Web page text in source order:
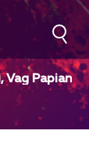
Vag Papian,